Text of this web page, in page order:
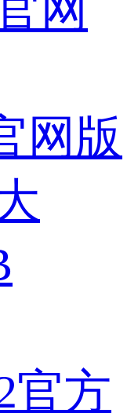
网版